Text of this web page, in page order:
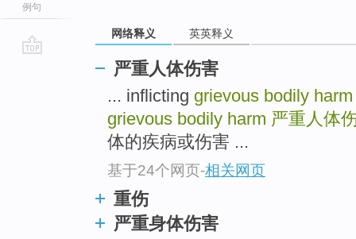
例句
网络释义 英英释义
严重人体伤害
... inflicting grievous bodily harm
grievous bodily harm 严重人体
体的疾病或伤害 ...
基于24个网页-相关网页
重伤
严重身体伤害